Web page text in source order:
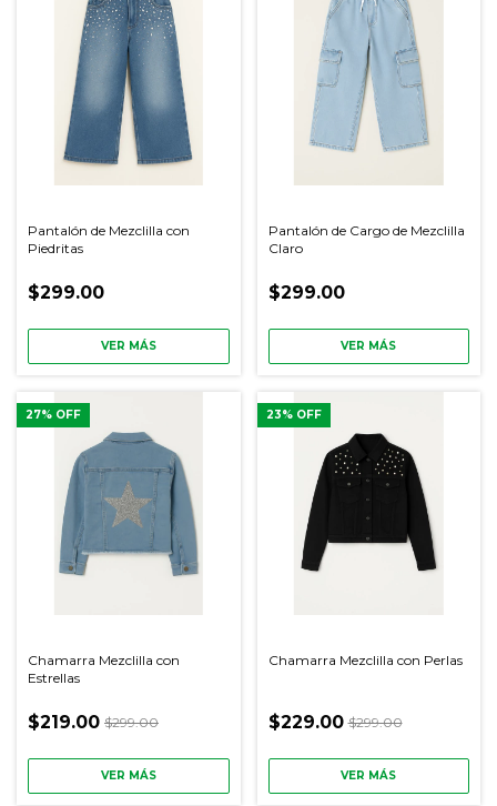
Pantalón de Mezclilla con
Piedritas
$299.00
VER MÁS
Pantalón de Cargo de Mezclilla
Claro
$299.00
VER MÁS
27% OFF
Chamarra Mezclilla con
Estrellas
$219.00 $299.00
VER MÁS
23% OFF
Chamarra Mezclilla con Perlas
$229.00 $299.00
VER MÁS